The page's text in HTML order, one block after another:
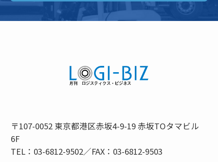
〒107-0052 東京都港区赤坂4-9-19 赤坂TOタマビル
6F
TEL：03-6812-9502／FAX：03-6812-9503